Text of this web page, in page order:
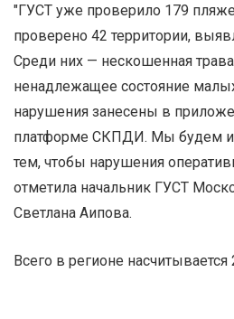
"ГУСТ уже проверило 179
проверено 42 территории,
Среди них — нескошенная
ненадлежащее состояние
нарушения занесены в
платформе СКПДИ. Мы будем и
тем, чтобы нарушения
отметила начальник ГУСТ
Светлана Аипова.
Всего в регионе